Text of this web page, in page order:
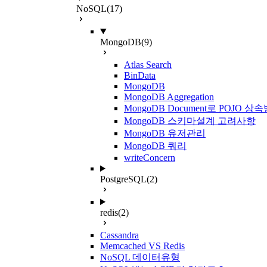
NoSQL(17)
MongoDB(9)
Atlas Search
BinData
MongoDB
MongoDB Aggregation
MongoDB Document로 POJO 상속
MongoDB 스키마설계 고려사항
MongoDB 유저관리
MongoDB 쿼리
writeConcern
PostgreSQL(2)
redis(2)
Cassandra
Memcached VS Redis
NoSQL 데이터유형